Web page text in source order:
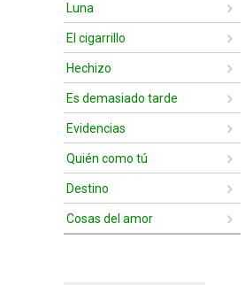
Luna
El cigarrillo
Hechizo
Es demasiado tarde
Evidencias
Quién como tú
Destino
Cosas del amor